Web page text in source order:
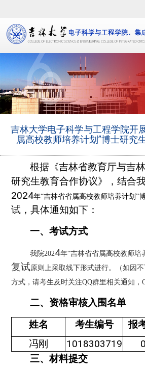
吉林大学电子科学与工程学院开
属高校教师培养计划”博士研究
根据《吉林省教育厅与吉
研究生教育合作协议》，结合
2024年“吉林省省属高校教师培养计划”
试，具体通知如下：
一、考试方式
我院2024年“吉林省省属高校教师培
复试原则上采取线下形式进行。（如因
方式，请考生及时关注QQ群里相关通知，
二、资格审核入围名单
姓名
考生编号 报
冯刚
1018303719
三、材料提交